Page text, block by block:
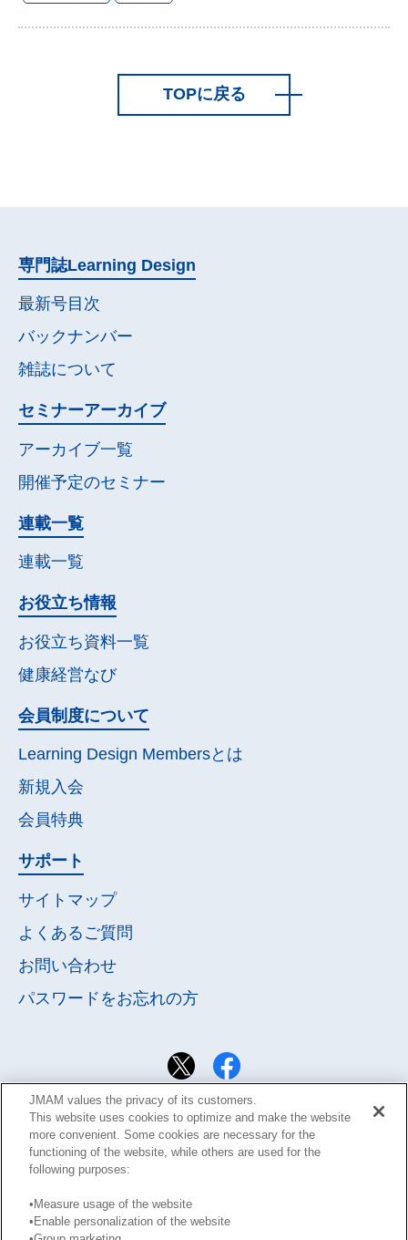
TOPに戻る
専門誌Learning Design
最新号目次
バックナンバー
雑誌について
セミナーアーカイブ
アーカイブ一覧
開催予定のセミナー
連載一覧
連載一覧
お役立ち情報
お役立ち資料一覧
健康経営なび
会員制度について
Learning Design Membersとは
新規入会
会員特典
サポート
サイトマップ
よくあるご質問
お問い合わせ
パスワードをお忘れの方
サイト利用規約
JMAM values the privacy of its customers.
This website uses cookies to optimize and make the website
more convenient. Some cookies are necessary for the
functioning of the website, while others are used for the
following purposes:
•Measure usage of the website
•Enable personalization of the website